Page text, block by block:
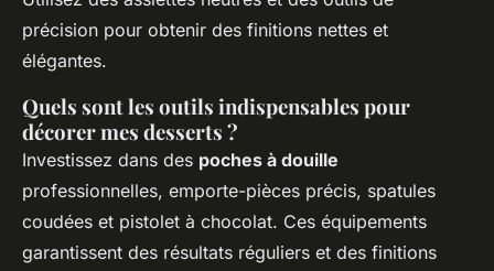
précision pour obtenir des finitions nettes et
élégantes.
Quels sont les outils indispensables pour
décorer mes desserts ?
Investissez dans des poches à douille
professionnelles, emporte-pièces précis, spatules
coudées et pistolet à chocolat. Ces équipements
garantissent des résultats réguliers et des finitions